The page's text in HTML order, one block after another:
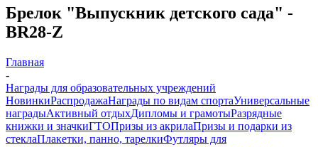
Брелок "Выпускник детского сада" -
BR28-Z
Главная
-
Награды для образовательных учреждений
НовинкиРаспродажаНаграды по видам спортаУниверсальные
наградыАктивный отдыхДипломы и грамотыРазрядные
книжки и значкиГТОПризы из акрилаПризы и подарки из
стеклаПлакетки, панно, тарелкиФутляры для